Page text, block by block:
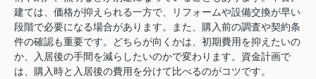
建ては、価格が抑えられる一方で、リフォームや設備交換が早い
段階で必要になる場合があります。また、購入前の調査や契約条
件の確認も重要です。どちらが向くかは、初期費用を抑えたいの
か、入居後の手間を減らしたいのかで変わります。資金計画で
は、購入時と入居後の費用を分けて比べるのがコツです。